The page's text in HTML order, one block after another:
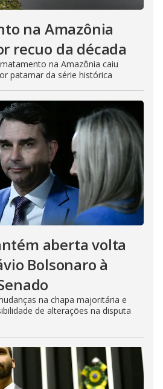
na Amazônia
recuo da década
na Amazônia caiu
patamar da série histórica
aberta volta
Bolsonaro à
na chapa majoritária e
de alterações na disputa